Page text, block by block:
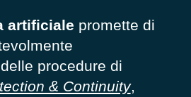
artificiale promette di
procedure di
& Continuity,